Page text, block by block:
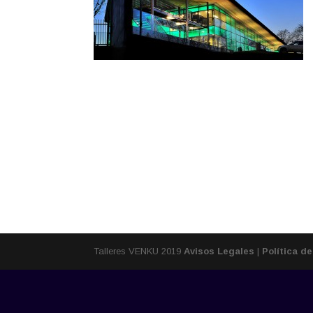
Talleres VENKU 2019Avisos Legales | Política